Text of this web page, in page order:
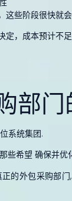
这些阶段很快就
定，成本预计不
部门
系统集团.
些希望 确保并优
正的外包采购部门